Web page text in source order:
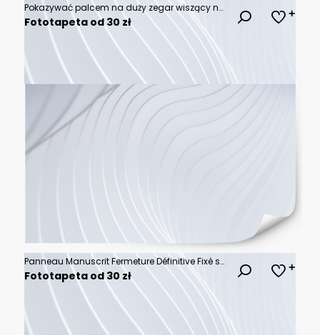
Pokazywać palcem na duży zegar wiszący na ścianie
Fototapeta od 30 zł
Panneau Manuscrit Fermeture Définitive Fixé sur la Vitrine d un Commerce avec Vue Floue sur la Rue
Fototapeta od 30 zł